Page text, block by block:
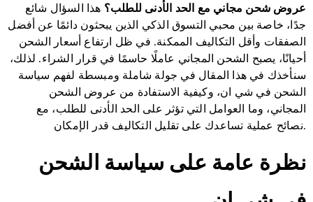
عروض شحن مجاني مع الحد الأدنى للطلب؟ هذا السؤال شائع
جدًا، خاصة بين محبي التسوق الذكي الذين يبحثون دائمًا عن أفضل
الصفقات وأقل التكاليف الممكنة. في ظل ارتفاع أسعار الشحن
أحيانًا، يصبح الشحن المجاني عاملًا حاسمًا في قرار الشراء. لذلك،
سنأخذك في هذا المقال في جولة شاملة ومبسطة لفهم سياسة
الشحن في شي ان، وكيفية الاستفادة من عروض الشحن
المجاني، وما العوامل التي تؤثر على الحد الأدنى للطلب، مع
نصائح عملية تساعدك على تقليل التكاليف قدر الإمكان.
نظرة عامة على سياسة الشحن